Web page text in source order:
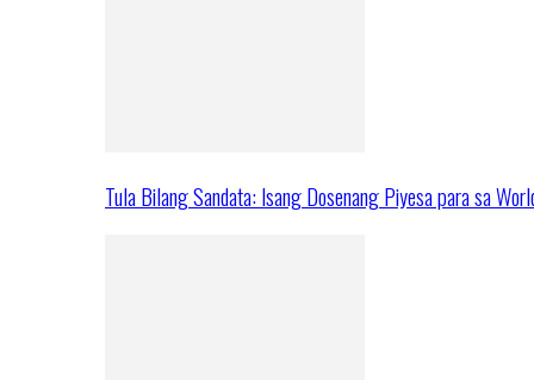
Tula Bilang Sandata: Isang Dosenang Piyesa para sa